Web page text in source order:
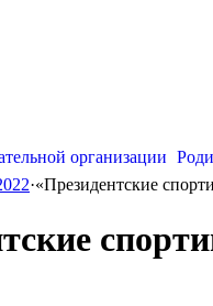
организации
·«Президентские